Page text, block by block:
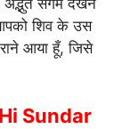
शिव के उस
आया हूँ, जिसे
Sundar